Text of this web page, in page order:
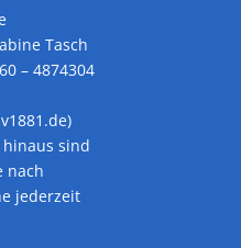
Tasch
– 4874304
sind
nach
jederzeit